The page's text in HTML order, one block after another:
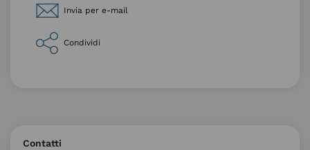
Invia per e-mail
Condividi
Contatti